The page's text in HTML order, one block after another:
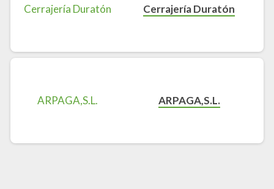
Cerrajería Duratón
ARPAGA,S.L.